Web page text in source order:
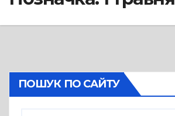
ПОШУК ПО САЙТУ